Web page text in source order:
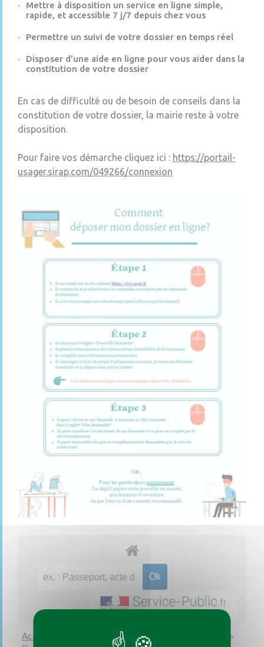
Mettre à disposition un service en ligne simple,
rapide, et accessible 7 j/7 depuis chez vous
Permettre un suivi de votre dossier en temps réel
Disposer d’une aide en ligne pour vous aider dans la
constitution de votre dossier
En cas de difficulté ou de besoin de conseils dans la
constitution de votre dossier, la mairie reste à votre
disposition.
Pour faire vos démarche cliquez ici : https://portail-
usager.sirap.com/049266/connexion
Accueil particuliers Services en ligne et formulaires >